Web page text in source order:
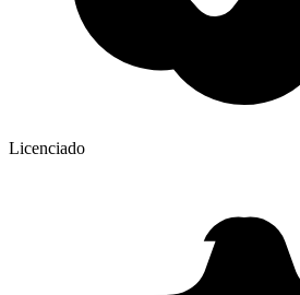
Licenciado